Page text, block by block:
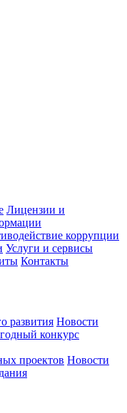
Лицензии и
коррупции
Услуги и сервисы
Контакты
развития Новости
конкурс
проектов Новости